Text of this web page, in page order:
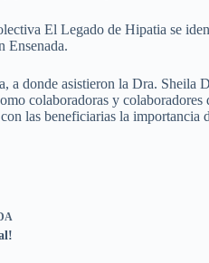
El Legado de Hipatia se
Ensenada.
a donde asistieron la Dra.
colaboradoras y
las beneficiarias la importancia